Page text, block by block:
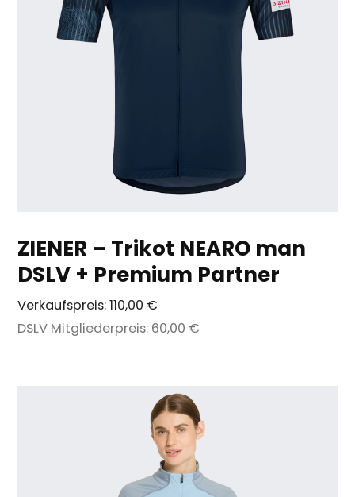
ZIENER – Trikot NEARO man
DSLV + Premium Partner
Verkaufspreis:110,00 €
DSLV Mitgliederpreis: 60,00 €